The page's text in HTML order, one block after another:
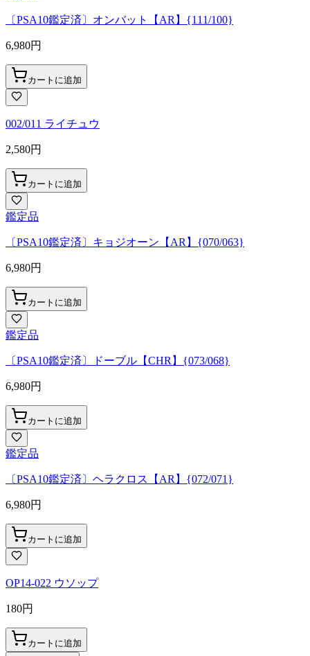
〔PSA10鑑定済〕オンバット【AR】{111/100}
6,980円
カートに追加
002/011 ライチュウ
2,580円
カートに追加
鑑定品
〔PSA10鑑定済〕キョジオーン【AR】{070/063}
6,980円
カートに追加
鑑定品
〔PSA10鑑定済〕ドーブル【CHR】{073/068}
6,980円
カートに追加
鑑定品
〔PSA10鑑定済〕ヘラクロス【AR】{072/071}
6,980円
カートに追加
OP14-022 ウソップ
180円
カートに追加